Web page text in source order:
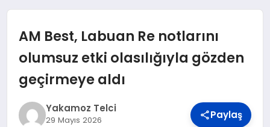
EKONOMI
AM Best, Labuan Re notlarını
olumsuz etki olasılığıyla gözden
geçirmeye aldı
Yakamoz Telci
29 Mayıs 2026 Paylaş